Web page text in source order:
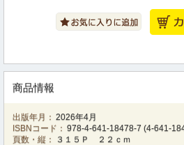
商品情報
出版年月： 2026年4月
ISBNコード： 978-4-641-18478-7 (4-641-
頁数・縦：
３１５Ｐ ２２ｃｍ